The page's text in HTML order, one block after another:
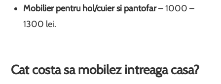
Mobilier pentru hol/cuier si pantofar– 1000 –
1300 lei.
Cat costa sa mobilez intreaga casa?